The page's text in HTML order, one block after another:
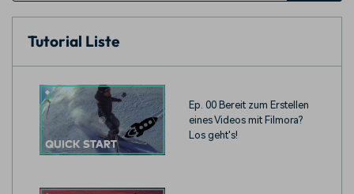
Tutorial Liste
Ep. 00 Bereit zum Erstellen
eines Videos mit Filmora?
Los geht's!